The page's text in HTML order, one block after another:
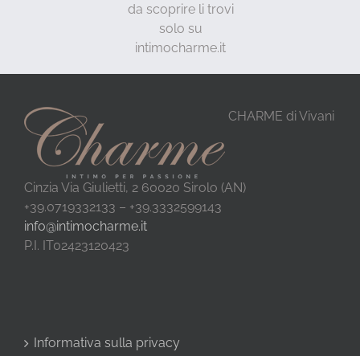
da scoprire li trovi
solo su
intimocharme.it
CHARME di Vivani
Cinzia Via Giulietti, 2 60020 Sirolo (AN)
+39.0719332133 – +39.3332599143
info@intimocharme.it
P.I. IT02423120423
Informativa sulla privacy